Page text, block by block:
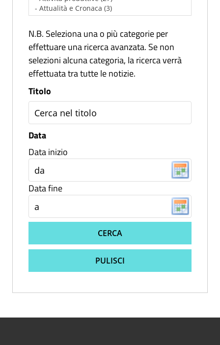
N.B. Seleziona una o più categorie per
effettuare una ricerca avanzata. Se non
selezioni alcuna categoria, la ricerca verrà
effettuata tra tutte le notizie.
Titolo
Data
Data inizio
Data fine
CERCA
PULISCI